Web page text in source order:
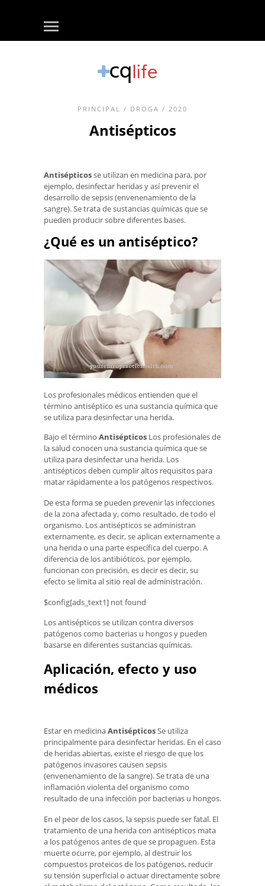
PRINCIPAL / DROGA / 2020
Antisépticos
Antisépticosse utilizan en medicina para, por
ejemplo, desinfectar heridas y así prevenir el
desarrollo de sepsis (envenenamiento de la
sangre). Se trata de sustancias químicas que se
pueden producir sobre diferentes bases.
¿Qué es un antiséptico?
Los profesionales médicos entienden que el
término antiséptico es una sustancia química que
se utiliza para desinfectar una herida.
Bajo el término Antisépticos Los profesionales de
la salud conocen una sustancia química que se
utiliza para desinfectar una herida. Los
antisépticos deben cumplir altos requisitos para
matar rápidamente a los patógenos respectivos.
De esta forma se pueden prevenir las infecciones
de la zona afectada y, como resultado, de todo el
organismo. Los antisépticos se administran
externamente, es decir, se aplican externamente a
una herida o una parte específica del cuerpo. A
diferencia de los antibióticos, por ejemplo,
funcionan con precisión, es decir es decir, su
efecto se limita al sitio real de administración.
$config[ads_text1] not found
Los antisépticos se utilizan contra diversos
patógenos como bacterias u hongos y pueden
basarse en diferentes sustancias químicas.
Aplicación, efecto y uso
médicos
Estar en medicinaAntisépticosSe utiliza
principalmente para desinfectar heridas. En el caso
de heridas abiertas, existe el riesgo de que los
patógenos invasores causen sepsis
(envenenamiento de la sangre). Se trata de una
inflamación violenta del organismo como
resultado de una infección por bacterias u hongos.
En el peor de los casos, la sepsis puede ser fatal. El
tratamiento de una herida con antisépticos mata
a los patógenos antes de que se propaguen. Esta
muerte ocurre, por ejemplo, al destruir los
compuestos proteicos de los patógenos, reducir
su tensión superficial o actuar directamente sobre